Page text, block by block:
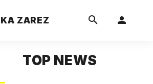
ZAREZ
TOP NEWS